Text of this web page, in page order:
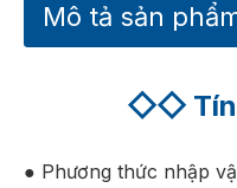
Mô tả sản
◇◇
● Phương thức nhập